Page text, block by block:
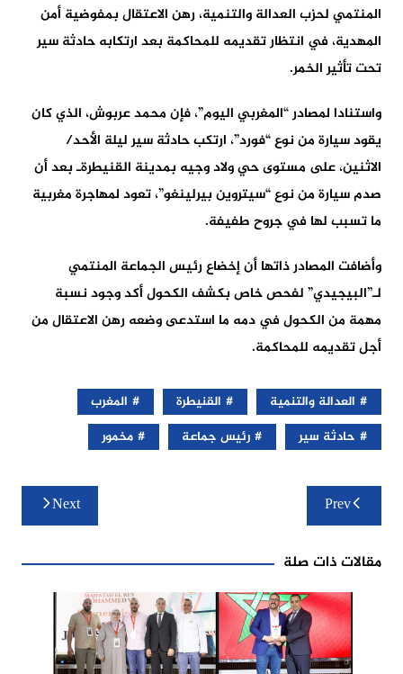
المنتمي لحزب العدالة والتنمية، رهن الاعتقال بمفوضية أمن
المهدية، في انتظار تقديمه للمحاكمة بعد ارتكابه حادثة سير
تحت تأثير الخمر.
واستنادا لمصادر “المغربي اليوم”، فإن محمد عربوش، الذي كان
يقود سيارة من نوع “فورد”، ارتكب حادثة سير ليلة الأحد/
الاثنين، على مستوى حي ولاد وجيه بمدينة القنيطرةـ بعد أن
صدم سيارة من نوع “سيتروين بيرلينغو”، تعود لمهاجرة مغربية
ما تسبب لها في جروح طفيفة.
وأضافت المصادر ذاتها أن إخضاع رئيس الجماعة المنتمي
لـ”البيجيدي” لفحص خاص بكشف الكحول أكد وجود نسبة
مهمة من الكحول في دمه ما استدعى وضعه رهن الاعتقال من
أجل تقديمه للمحاكمة.
العدالة والتنمية القنيطرة
المغرب
حادثة سير
رئيس جماعة مخمور
تصفّح
المقالات
Prev
Next
مقالات ذات صلة